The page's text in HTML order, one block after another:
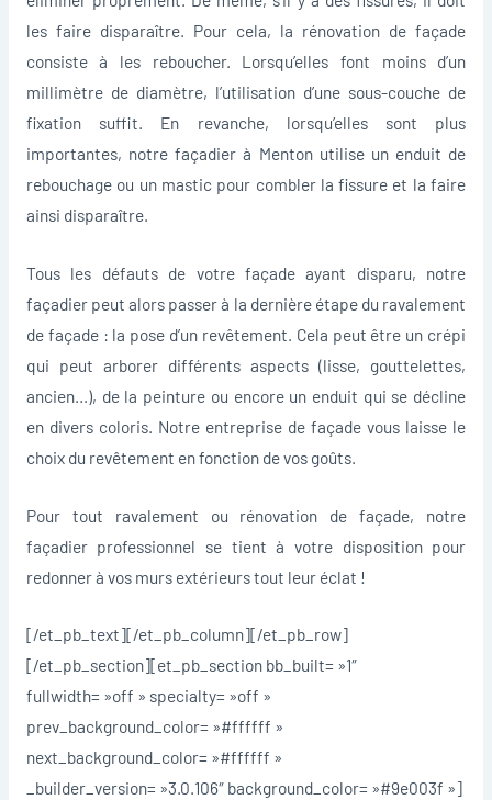
les faire disparaître. Pour cela, la rénovation de façade
consiste à les reboucher. Lorsqu’elles font moins d’un
millimètre de diamètre, l’utilisation d’une sous-couche de
fixation suffit. En revanche, lorsqu’elles sont plus
importantes, notre façadier à Menton utilise un enduit de
rebouchage ou un mastic pour combler la fissure et la faire
ainsi disparaître.
Tous les défauts de votre façade ayant disparu, notre
façadier peut alors passer à la dernière étape du ravalement
de façade : la pose d’un revêtement. Cela peut être un crépi
qui peut arborer différents aspects (lisse, gouttelettes,
ancien…), de la peinture ou encore un enduit qui se décline
en divers coloris. Notre entreprise de façade vous laisse le
choix du revêtement en fonction de vos goûts.
Pour tout ravalement ou rénovation de façade, notre
façadier professionnel se tient à votre disposition pour
redonner à vos murs extérieurs tout leur éclat !
[/et_pb_text][/et_pb_column][/et_pb_row]
[/et_pb_section][et_pb_section bb_built= »1″
fullwidth= »off » specialty= »off »
prev_background_color= »#ffffff »
next_background_color= »#ffffff »
_builder_version= »3.0.106″ background_color= »#9e003f »]